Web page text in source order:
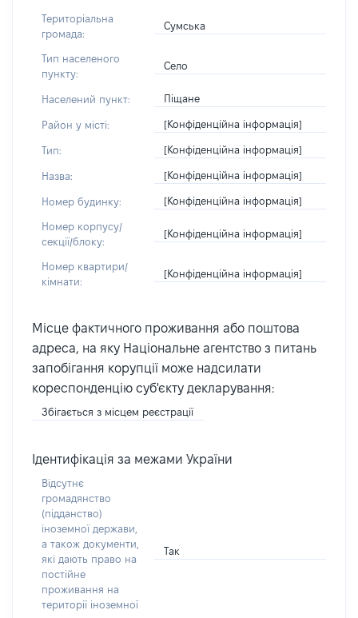
Територіальна
громада:
Сумська
Тип населеного
пункту:
Село
Населений пункт: Піщане
Район у місті: [Конфіденційна інформація]
Тип: [Конфіденційна інформація]
Назва: [Конфіденційна інформація]
Номер будинку: [Конфіденційна інформація]
Номер корпусу/
секції/блоку:
[Конфіденційна інформація]
Номер квартири/
кімнати:
[Конфіденційна інформація]
Місце фактичного проживання або поштова
адреса, на яку Національне агентство з питань
запобігання корупції може надсилати
кореспонденцію суб'єкту декларування:
Збігається з місцем реєстрації
Ідентифікація за межами України
Відсутнє
громадянство
(підданство)
іноземної держави,
а також документи,
які дають право на
постійне
проживання на
території іноземної
Так